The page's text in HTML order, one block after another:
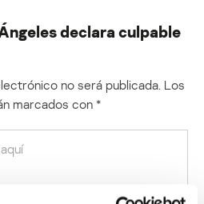
declara culpable
no será publicada. Los
marcados con *